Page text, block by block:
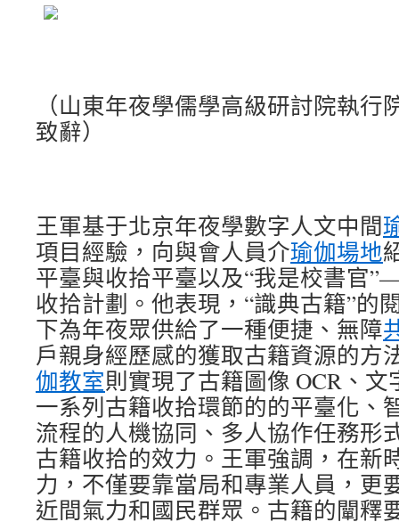
（山東年夜學儒學高級研討院執行
致辭）
王軍基于北京年夜學數字人文中間
項目經驗，向與會人員介瑜伽場地
平臺與收拾平臺以及“我是校書官
收拾計劃。他表現，“識典古籍”的
下為年夜眾供給了一種便捷、無障
戶親身經歷感的獲取古籍資源的方
伽教室則實現了古籍圖像 OCR、
一系列古籍收拾環節的的平臺化、
流程的人機協同、多人協作任務形
古籍收拾的效力。王軍強調，在新
力，不僅要靠當局和專業人員，更
近間氣力和國民群眾。古籍的闡釋